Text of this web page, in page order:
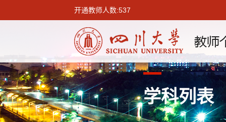
开通教师人数:537
学科列表